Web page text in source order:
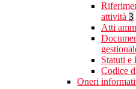
attività 3
Atti
Statuti e
Codice
Oneri